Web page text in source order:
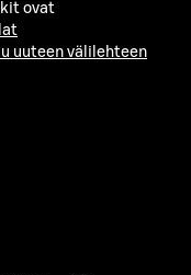
ovat
uuteen välilehteen